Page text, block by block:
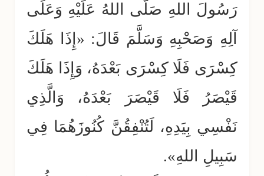
رَسُولَ اللهِ صَلَّى اللهُ عَلَيْهِ وَعَلَى
آلِهِ وَصَحْبِهِ وَسَلَّمَ قَالَ: «إِذَا هَلَكَ
كِسْرَى فَلَا كِسْرَى بَعْدَهُ، وَإِذَا هَلَكَ
قَيْصَرُ فَلَا قَيْصَرَ بَعْدَهُ، وَالَّذِي
نَفْسِي بِيَدِهِ، لَتُنْفِقُنَّ كُنُوزَهُمَا فِي
سَبِيلِ اللهِ».